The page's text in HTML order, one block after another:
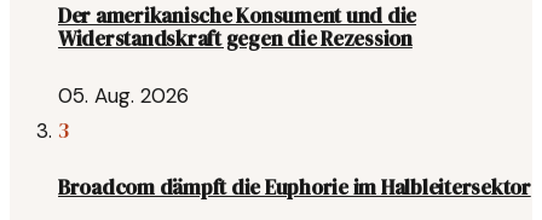
Der amerikanische Konsument und die
Widerstandskraft gegen die Rezession
05. Aug. 2026
3
Broadcom dämpft die Euphorie im Halbleitersektor